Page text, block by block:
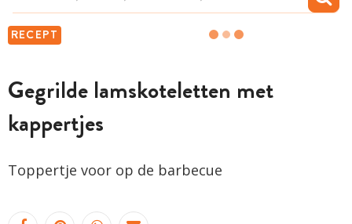
RECEPT
Gegrilde lamskoteletten met
kappertjes
Toppertje voor op de barbecue
MIJN BEWAARDE RECEPTEN